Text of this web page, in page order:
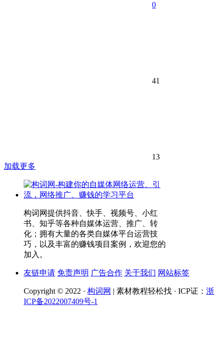
0
41
13
加载更多
构词网提供抖音、快手、视频号、小红
书、知乎等各种自媒体运营、推广、转
化；拥有大量的各类自媒体平台运营技
巧，以及丰富的赚钱项目案例，欢迎您的
加入。
友链申请 免责声明 广告合作 关于我们 网站标签
Copyright © 2022 · 构词网 | 素材教程轻松找 · ICP证： 浙
ICP备2022007409号-1